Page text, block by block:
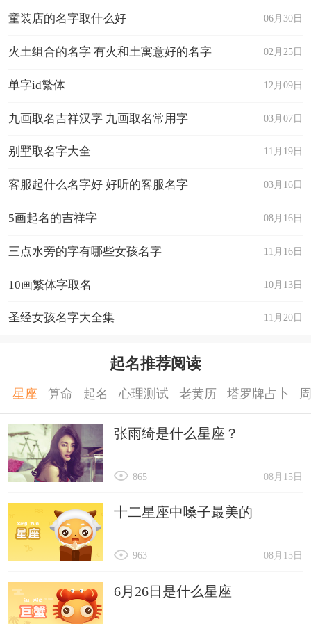
06月30日
童装店的名字取什么好
02月25日
火土组合的名字 有火和土寓意好的名字
12月09日
单字id繁体
03月07日
九画取名吉祥汉字 九画取名常用字
11月19日
别墅取名字大全
03月16日
客服起什么名字好 好听的客服名字
08月16日
5画起名的吉祥字
11月16日
三点水旁的字有哪些女孩名字
10月13日
10画繁体字取名
11月20日
圣经女孩名字大全集
起名推荐阅读
星座 算命 起名 心理测试 老黄历 塔罗牌占卜
张雨绮是什么星座？
08月15日
865
十二星座中嗓子最美的
08月15日
963
6月26日是什么星座